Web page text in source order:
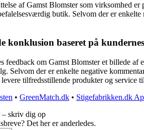
af Gamst Blomster som virksomhed
butik. Selvom der er
konklusion baseret på
feedback om Gamst Blomster et billede
Selvom der er enkelte negative
tilfredsstillende produkter og service
• GreenMatch.dk • Stigefabrikken.dk
– skriv dig op
Det her er anderledes.